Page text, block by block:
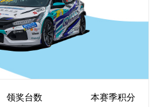
领奖台数 本赛季积分